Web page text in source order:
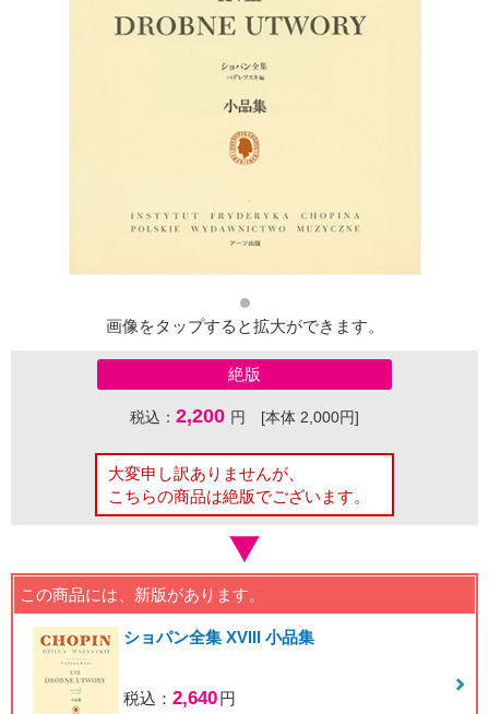
画像をタップすると拡大ができます。
絶版
税込： 2,200 円 [本体 2,000円]
大変申し訳ありませんが、
こちらの商品は絶版でございます。
この商品には、新版があります。
ショパン全集 XVIII 小品集
税込： 2,640円